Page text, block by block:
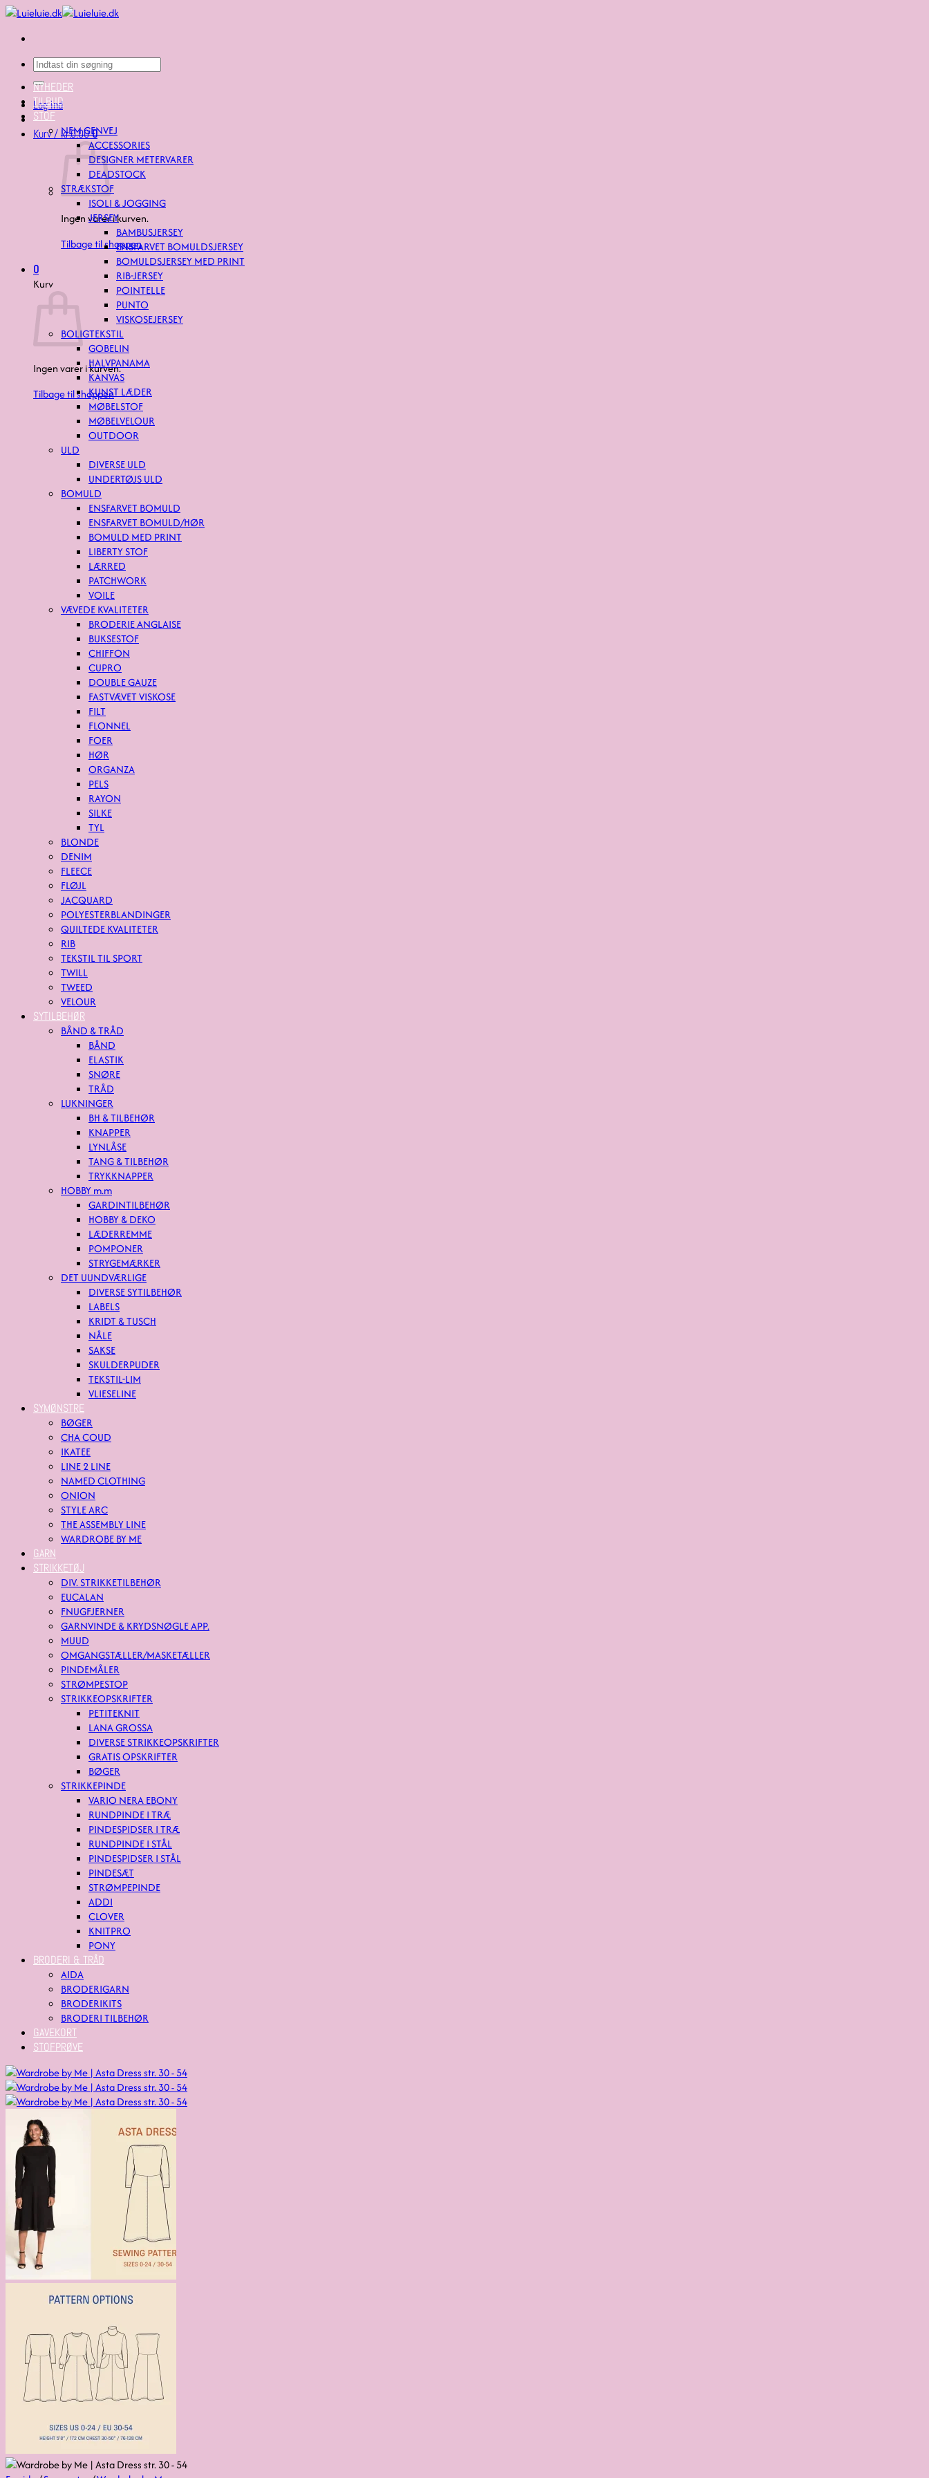
Fortsæt
indhold
Søg
efter:
Log ind
Kurv /kr.0.000
Ingen varer i kurven.
Tilbage til shoppen
0
Kurv
Ingen varer i kurven.
Tilbage til shoppen
NYHEDER
TILBUD
STOF
NEM GENVEJ
ACCESSORIES
DESIGNER METERVARER
DEADSTOCK
STRÆKSTOF
ISOLI & JOGGING
JERSEY
BAMBUSJERSEY
ENSFARVET BOMULDSJERSEY
BOMULDSJERSEY MED PRINT
RIB-JERSEY
POINTELLE
PUNTO
VISKOSEJERSEY
BOLIGTEKSTIL
GOBELIN
HALVPANAMA
KANVAS
KUNST LÆDER
MØBELSTOF
MØBELVELOUR
OUTDOOR
ULD
DIVERSE ULD
UNDERTØJS ULD
BOMULD
ENSFARVET BOMULD
ENSFARVET BOMULD/HØR
BOMULD MED PRINT
LIBERTY STOF
LÆRRED
PATCHWORK
VOILE
VÆVEDE KVALITETER
BRODERIE ANGLAISE
BUKSESTOF
CHIFFON
CUPRO
DOUBLE GAUZE
FASTVÆVET VISKOSE
FILT
FLONNEL
FOER
HØR
ORGANZA
PELS
RAYON
SILKE
TYL
BLONDE
DENIM
FLEECE
FLØJL
JACQUARD
POLYESTERBLANDINGER
QUILTEDE KVALITETER
RIB
TEKSTIL TIL SPORT
TWILL
TWEED
VELOUR
SYTILBEHØR
BÅND & TRÅD
BÅND
ELASTIK
SNØRE
TRÅD
LUKNINGER
BH & TILBEHØR
KNAPPER
LYNLÅSE
TANG & TILBEHØR
TRYKKNAPPER
HOBBY m.m
GARDINTILBEHØR
HOBBY & DEKO
LÆDERREMME
POMPONER
STRYGEMÆRKER
DET UUNDVÆRLIGE
DIVERSE SYTILBEHØR
LABELS
KRIDT & TUSCH
NÅLE
SAKSE
SKULDERPUDER
TEKSTIL-LIM
VLIESELINE
SYMØNSTRE
BØGER
CHA COUD
IKATEE
LINE 2 LINE
NAMED CLOTHING
ONION
STYLE ARC
THE ASSEMBLY LINE
WARDROBE BY ME
GARN
STRIKKETØJ
DIV. STRIKKETILBEHØR
EUCALAN
FNUGFJERNER
GARNVINDE & KRYDSNØGLE APP.
MUUD
OMGANGSTÆLLER/MASKETÆLLER
PINDEMÅLER
STRØMPESTOP
STRIKKEOPSKRIFTER
PETITEKNIT
LANA GROSSA
DIVERSE STRIKKEOPSKRIFTER
GRATIS OPSKRIFTER
BØGER
STRIKKEPINDE
VARIO NERA EBONY
RUNDPINDE I TRÆ
PINDESPIDSER I TRÆ
RUNDPINDE I STÅL
PINDESPIDSER I STÅL
PINDESÆT
STRØMPEPINDE
ADDI
CLOVER
KNITPRO
PONY
BRODERI & TRÅD
AIDA
BRODERIGARN
BRODERIKITS
BRODERI TILBEHØR
GAVEKORT
STOFPRØVE